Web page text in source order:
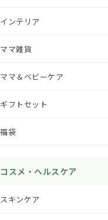
インテリア
ママ雑貨
ママ＆ベビーケア
ギフトセット
福袋
コスメ・ヘルスケア
スキンケア